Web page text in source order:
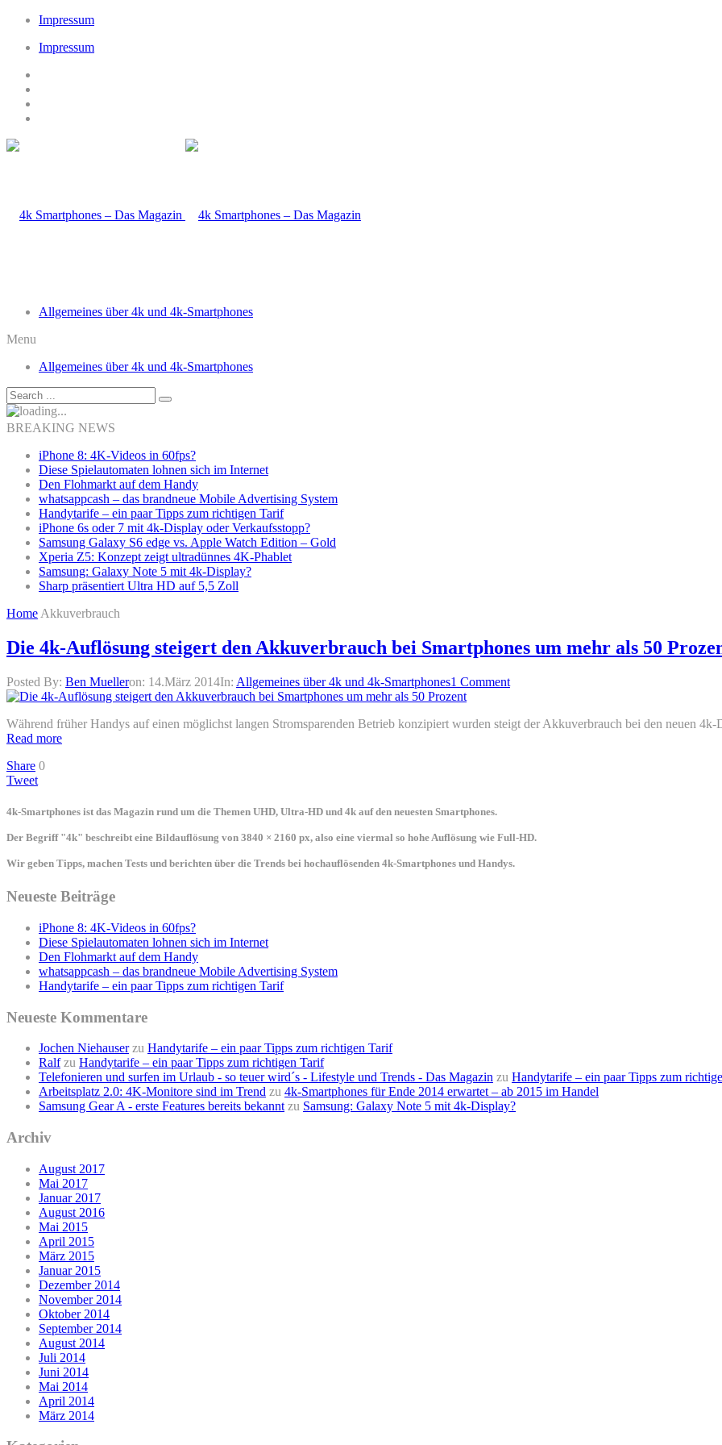
Impressum
Impressum
Allgemeines über 4k und 4k-Smartphones
Menu
Allgemeines über 4k und 4k-Smartphones
BREAKING NEWS
iPhone 8: 4K-Videos in 60fps?
Diese Spielautomaten lohnen sich im Internet
Den Flohmarkt auf dem Handy
whatsappcash – das brandneue Mobile Advertising System
Handytarife – ein paar Tipps zum richtigen Tarif
iPhone 6s oder 7 mit 4k-Display oder Verkaufsstopp?
Samsung Galaxy S6 edge vs. Apple Watch Edition – Gold
Xperia Z5: Konzept zeigt ultradünnes 4K-Phablet
Samsung: Galaxy Note 5 mit 4k-Display?
Sharp präsentiert Ultra HD auf 5,5 Zoll
Home Akkuverbrauch
Die 4k-Auflösung steigert den Akkuverbrauch bei Smartphones um mehr als 50
Posted By: Ben Muelleron: 14.März 2014In: Allgemeines über 4k und 4k-Smartphones1 Comment
Während früher Handys auf einen möglichst langen Stromsparenden Betrieb konzipiert wurden steigt der Akkuverbrauch bei den neuen
Read more
Share 0
Tweet
4k-Smartphones ist das Magazin rund um die Themen UHD, Ultra-HD und 4k auf den neuesten Smartphones.
Der Begriff "4k" beschreibt eine Bildauflösung von 3840 × 2160 px, also eine viermal so hohe Auflösung wie Full-HD.
Wir geben Tipps, machen Tests und berichten über die Trends bei hochauflösenden 4k-Smartphones und Handys.
Neueste Beiträge
iPhone 8: 4K-Videos in 60fps?
Diese Spielautomaten lohnen sich im Internet
Den Flohmarkt auf dem Handy
whatsappcash – das brandneue Mobile Advertising System
Handytarife – ein paar Tipps zum richtigen Tarif
Neueste Kommentare
Jochen Niehauserzu Handytarife – ein paar Tipps zum richtigen Tarif
Ralfzu Handytarife – ein paar Tipps zum richtigen Tarif
Telefonieren und surfen im Urlaub - so teuer wird´s - Lifestyle und Trends - Das Magazin zu Handytarife – ein paar Tipps zum
Arbeitsplatz 2.0: 4K-Monitore sind im Trend zu 4k-Smartphones für Ende 2014 erwartet – ab 2015 im Handel
Samsung Gear A - erste Features bereits bekannt zu Samsung: Galaxy Note 5 mit 4k-Display?
Archiv
August 2017
Mai 2017
Januar 2017
August 2016
Mai 2015
April 2015
März 2015
Januar 2015
Dezember 2014
November 2014
Oktober 2014
September 2014
August 2014
Juli 2014
Juni 2014
Mai 2014
April 2014
März 2014